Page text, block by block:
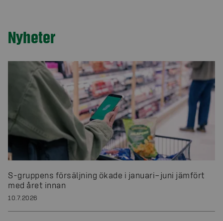
Nyheter
S-gruppens försäljning ökade i januari–juni jämfört
med året innan
10.7.2026